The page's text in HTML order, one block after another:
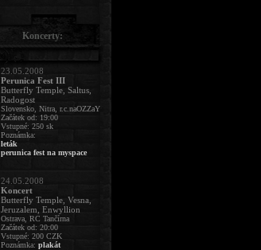
Koncerty:
23.05.2008
Perunica Fest III
Butterfly Temple, Saltus,
Radogost
Slovensko, Nitra, r.c.naOZZaY
Začátek od: 19:00
Vstupné: 250 sk
Poznámka:
leták
perunica fest na myspace
24.05.2008
Koncert
Butterfly Temple, Vesna,
Jeruzalem, Enwyllion
Ostrava, RC Tančírna
Začátek od: 20:00
Vstupné: 200 CZK
Poznámka: plakát